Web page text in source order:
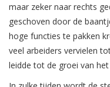
maar zeker naar rechts
geschoven door de
hoge functies te pakken
veel arbeiders vervielen
leidde tot de groei van